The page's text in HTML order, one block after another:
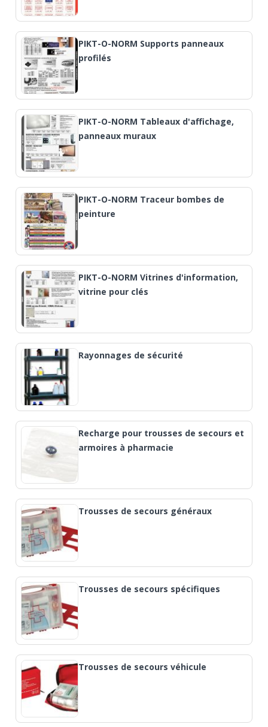
PIKT-O-NORM Supports panneaux
profilés
PIKT-O-NORM Tableaux d'affichage,
panneaux muraux
PIKT-O-NORM Traceur bombes de
peinture
PIKT-O-NORM Vitrines d'information,
vitrine pour clés
Rayonnages de sécurité
Recharge pour trousses de secours et
armoires à pharmacie
Trousses de secours généraux
Trousses de secours spécifiques
Trousses de secours véhicule